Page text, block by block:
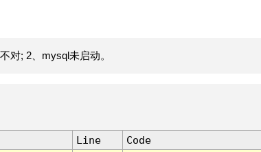
对; 2、mysql未启动。
Line
Code